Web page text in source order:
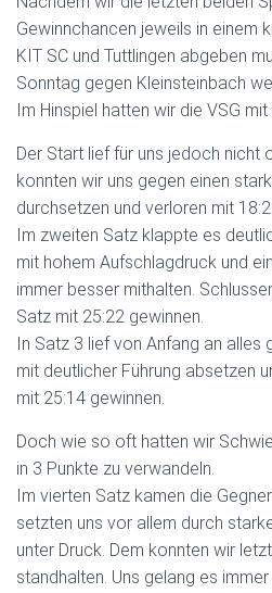
Gewinnchancen jeweils in einem
KIT SC und Tuttlingen abgeben
Sonntag gegen Kleinsteinbach
Im Hinspiel hatten wir die VSG
Der Start lief für uns jedoch nicht
konnten wir uns gegen einen
durchsetzen und verloren mit
Im zweiten Satz klappte es
mit hohem Aufschlagdruck und
immer besser mithalten.
Satz mit 25:22 gewinnen.
In Satz 3 lief von Anfang an alles
mit deutlicher Führung absetzen
mit 25:14 gewinnen.
Doch wie so oft hatten wir
in 3 Punkte zu verwandeln.
Im vierten Satz kamen die
setzten uns vor allem durch
unter Druck. Dem konnten wir
standhalten. Uns gelang es